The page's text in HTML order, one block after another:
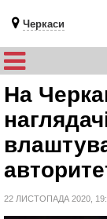
Черкаси
На
22 ЛИСТОПАДА 2020,